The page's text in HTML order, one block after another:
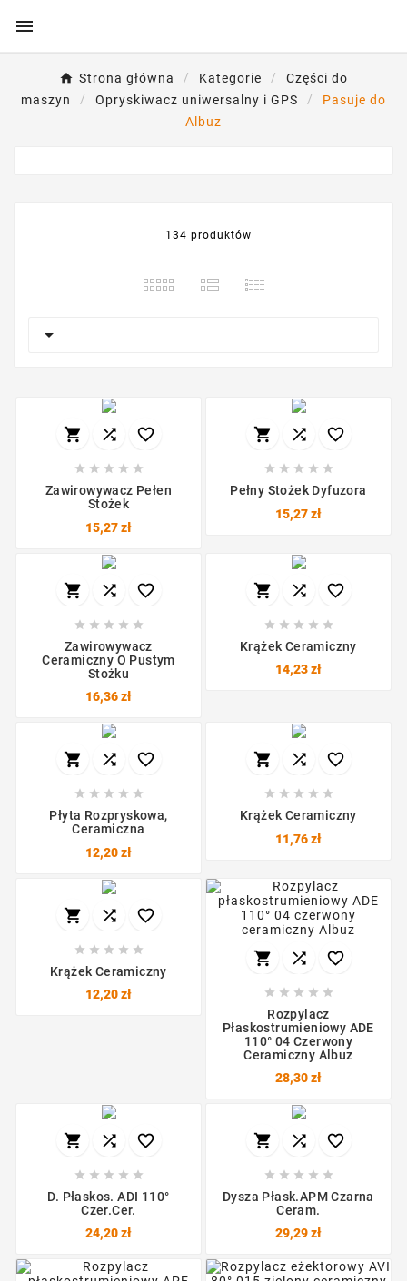

Strona główna Kategorie
Części do
maszyn
Opryskiwacz uniwersalny i GPS
Pasuje do
Albuz
134 produktów

  
    
Zawirowywacz Pełen
Stożek
15,27 zł
  
    
Pełny Stożek Dyfuzora
15,27 zł
  
    
Zawirowywacz
Ceramiczny O Pustym
Stożku
16,36 zł
  
    
Krążek Ceramiczny
14,23 zł
  
    
Płyta Rozpryskowa,
Ceramiczna
12,20 zł
  
    
Krążek Ceramiczny
11,76 zł
  
    
Krążek Ceramiczny
12,20 zł
  
    
Rozpylacz
Płaskostrumieniowy ADE
110° 04 Czerwony
Ceramiczny Albuz
28,30 zł
  
    
D. Płaskos. ADI 110°
Czer.cer.
24,20 zł
  
    
Dysza Płask.APM Czarna
Ceram.
29,29 zł